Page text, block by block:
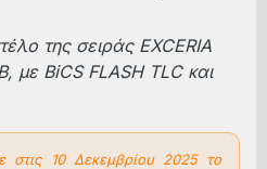
της σειράς EXCERIA
με BiCS FLASH TLC και
στις 10 Δεκεμβρίου 2025 το